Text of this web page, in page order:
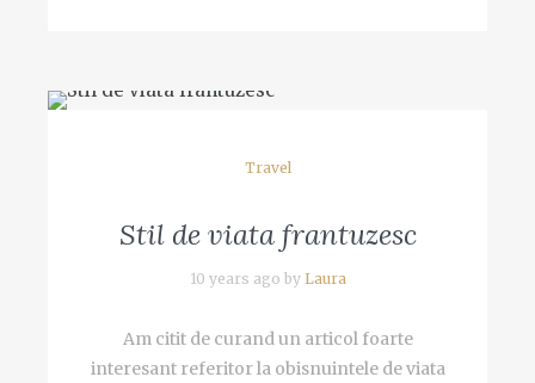
Travel
Stil de viata frantuzesc
10 years ago by Laura
Am citit de curand un articol foarte
interesant referitor la obisnuintele de viata